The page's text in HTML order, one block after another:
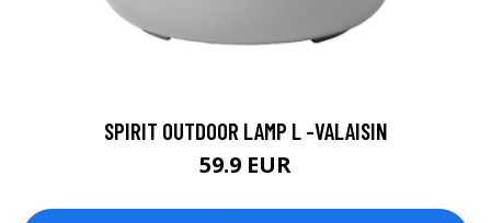
SPIRIT OUTDOOR LAMP L -VALAISIN
59.9 EUR